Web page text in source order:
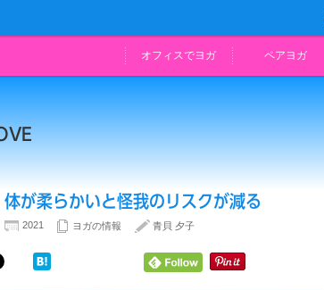
オフィスでヨガ ペアヨガ
体が柔らかいと怪我のリスクが減る
2021 ヨガの情報 青貝 夕子